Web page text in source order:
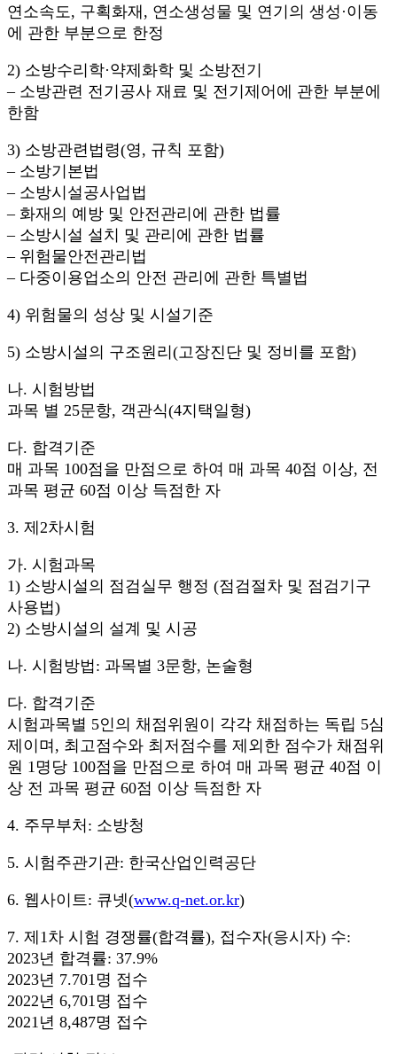
연소속도, 구획화재, 연소생성물 및 연기의 생성·이동
에 관한 부분으로 한정
2) 소방수리학·약제화학 및 소방전기
– 소방관련 전기공사 재료 및 전기제어에 관한 부분에
한함
3) 소방관련법령(영, 규칙 포함)
– 소방기본법
– 소방시설공사업법
– 화재의 예방 및 안전관리에 관한 법률
– 소방시설 설치 및 관리에 관한 법률
– 위험물안전관리법
– 다중이용업소의 안전 관리에 관한 특별법
4) 위험물의 성상 및 시설기준
5) 소방시설의 구조원리(고장진단 및 정비를 포함)
나. 시험방법
과목 별 25문항, 객관식(4지택일형)
다. 합격기준
매 과목 100점을 만점으로 하여 매 과목 40점 이상, 전
과목 평균 60점 이상 득점한 자
3. 제2차시험
가. 시험과목
1) 소방시설의 점검실무 행정 (점검절차 및 점검기구
사용법)
2) 소방시설의 설계 및 시공
나. 시험방법: 과목별 3문항, 논술형
다. 합격기준
시험과목별 5인의 채점위원이 각각 채점하는 독립 5심
제이며, 최고점수와 최저점수를 제외한 점수가 채점위
원 1명당 100점을 만점으로 하여 매 과목 평균 40점 이
상 전 과목 평균 60점 이상 득점한 자
4. 주무부처: 소방청
5. 시험주관기관: 한국산업인력공단
6. 웹사이트: 큐넷(www.q-net.or.kr)
7. 제1차 시험 경쟁률(합격률), 접수자(응시자) 수:
2023년 합격률: 37.9%
2023년 7.701명 접수
2022년 6,701명 접수
2021년 8,487명 접수